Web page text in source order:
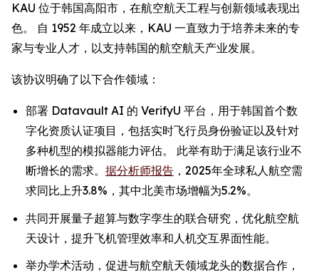
KAU 位于韩国高阳市，在航空航天工程与创新领域表现出
色。 自 1952 年成立以来，KAU 一直致力于培养未来的专
家与专业人才，以支持韩国的航空航天产业发展。
该协议明确了以下合作领域：
部署 Datavault AI 的 VerifyU 平台，用于韩国首个数
字化资质认证项目，包括实时飞行员身份验证以及针对
多种机型的模拟器能力评估。 此举有助于满足该行业不
断增长的需求。 据分析师报告 ，2025年全球私人航空需
求同比上升3.8%，其中北美市场增幅为5.2%。
共同开展量子超算与数字孪生的联合研究，优化航空航
天设计，提升飞机管理效率和人机交互界面性能。
举办学术活动，促进与航空航天领域龙头的数据合作，